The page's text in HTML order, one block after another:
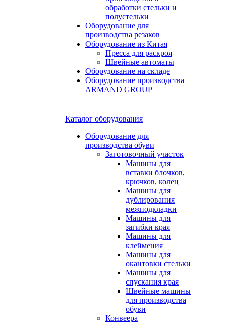
обработки стельки и
полустельки
Оборудование для
производства резаков
Оборудование из Китая
Пресса для раскроя
Швейные автоматы
Оборудование на складе
Оборудование производства
ARMAND GROUP
Каталог оборудования
Оборудование для
производства обуви
Заготовочный участок
Машины для
вставки блочков,
крючков, колец
Машины для
дублирования
межподкладки
Машины для
загибки края
Машины для
клеймения
Машины для
окантовки стельки
Машины для
спускания края
Швейные машины
для производства
обуви
Конвеера